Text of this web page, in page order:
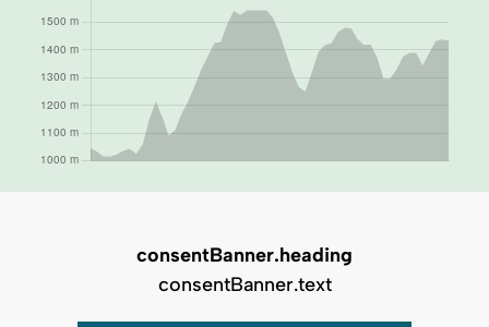
consentBanner.heading
consentBanner.text